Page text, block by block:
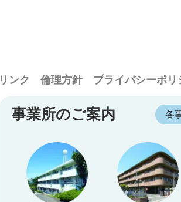
リンク 倫理方針 プライバシーポリ
事業所のご案内 各